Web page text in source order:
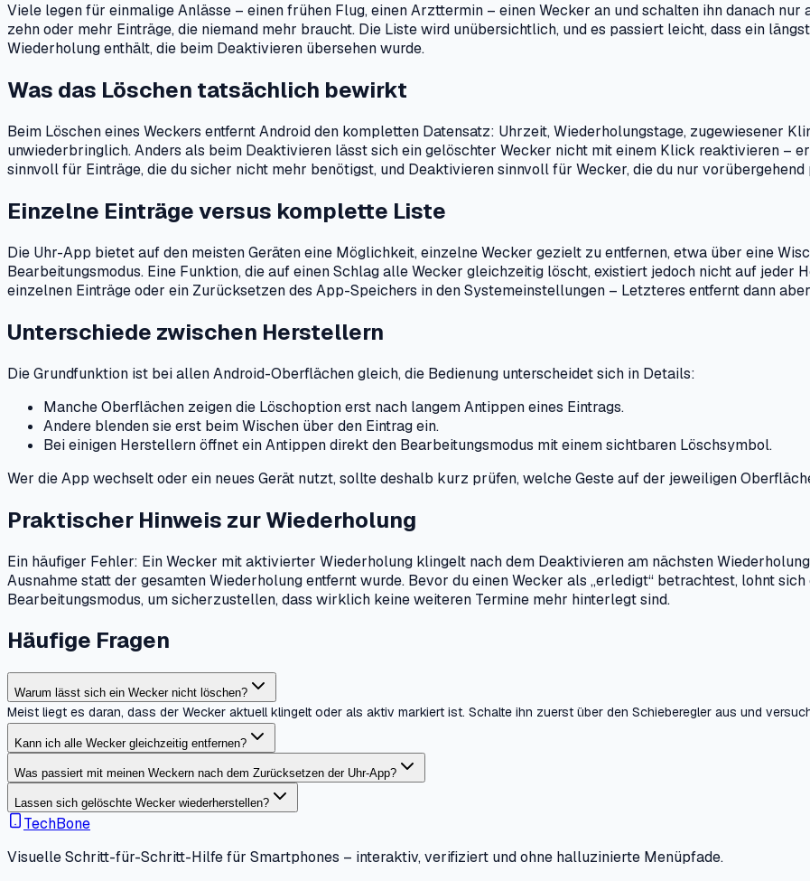
Viele legen für einmalige Anlässe – einen frühen Flug, einen Arzttermin – einen Wecker an und schalten ihn danach nur
zehn oder mehr Einträge, die niemand mehr braucht. Die Liste wird unübersichtlich, und es passiert leicht, dass ein
Wiederholung enthält, die beim Deaktivieren übersehen wurde.
Was das Löschen tatsächlich bewirkt
Beim Löschen eines Weckers entfernt Android den kompletten Datensatz: Uhrzeit, Wiederholungstage, zugewiesener
unwiederbringlich. Anders als beim Deaktivieren lässt sich ein gelöschter Wecker nicht mit einem Klick reaktivieren –
sinnvoll für Einträge, die du sicher nicht mehr benötigst, und Deaktivieren sinnvoll für Wecker, die du nur vorübergehend
Einzelne Einträge versus komplette Liste
Die Uhr-App bietet auf den meisten Geräten eine Möglichkeit, einzelne Wecker gezielt zu entfernen, etwa über eine
Bearbeitungsmodus. Eine Funktion, die auf einen Schlag alle Wecker gleichzeitig löscht, existiert jedoch nicht auf
einzelnen Einträge oder ein Zurücksetzen des App-Speichers in den Systemeinstellungen – Letzteres entfernt dann
Unterschiede zwischen Herstellern
Die Grundfunktion ist bei allen Android-Oberflächen gleich, die Bedienung unterscheidet sich in Details:
Manche Oberflächen zeigen die Löschoption erst nach langem Antippen eines Eintrags.
Andere blenden sie erst beim Wischen über den Eintrag ein.
Bei einigen Herstellern öffnet ein Antippen direkt den Bearbeitungsmodus mit einem sichtbaren Löschsymbol.
Wer die App wechselt oder ein neues Gerät nutzt, sollte deshalb kurz prüfen, welche Geste auf der jeweiligen
Praktischer Hinweis zur Wiederholung
Ein häufiger Fehler: Ein Wecker mit aktivierter Wiederholung klingelt nach dem Deaktivieren am nächsten
Ausnahme statt der gesamten Wiederholung entfernt wurde. Bevor du einen Wecker als „erledigt“ betrachtest, lohnt
Bearbeitungsmodus, um sicherzustellen, dass wirklich keine weiteren Termine mehr hinterlegt sind.
Häufige Fragen
Warum lässt sich ein Wecker nicht löschen?
Meist liegt es daran, dass der Wecker aktuell klingelt oder als aktiv markiert ist. Schalte ihn zuerst über den Schieberegler aus und
Kann ich alle Wecker gleichzeitig entfernen?
Was passiert mit meinen Weckern nach dem Zurücksetzen der Uhr-App?
Lassen sich gelöschte Wecker wiederherstellen?
TechBone
Visuelle Schritt-für-Schritt-Hilfe für Smartphones – interaktiv, verifiziert und ohne halluzinierte Menüpfade.